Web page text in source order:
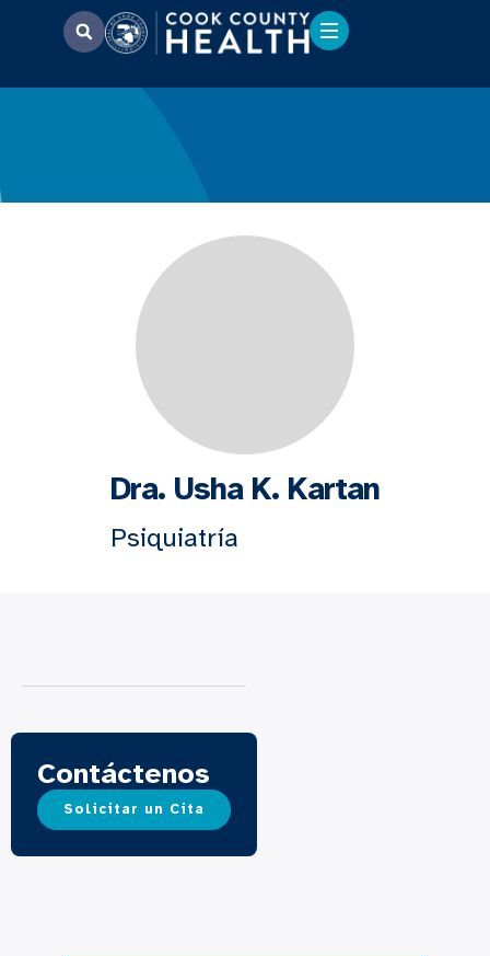
Dra. Usha K. Kartan
Psiquiatría
Contáctenos
Solicitar un Cita